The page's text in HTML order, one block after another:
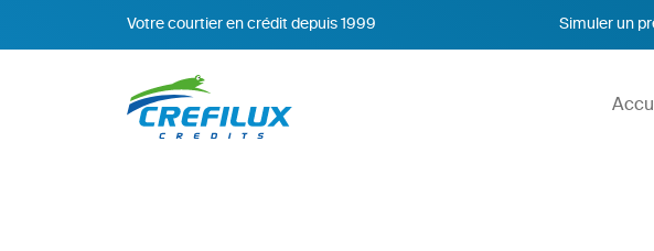
Votre courtier en crédit depuis 1999 Simuler un